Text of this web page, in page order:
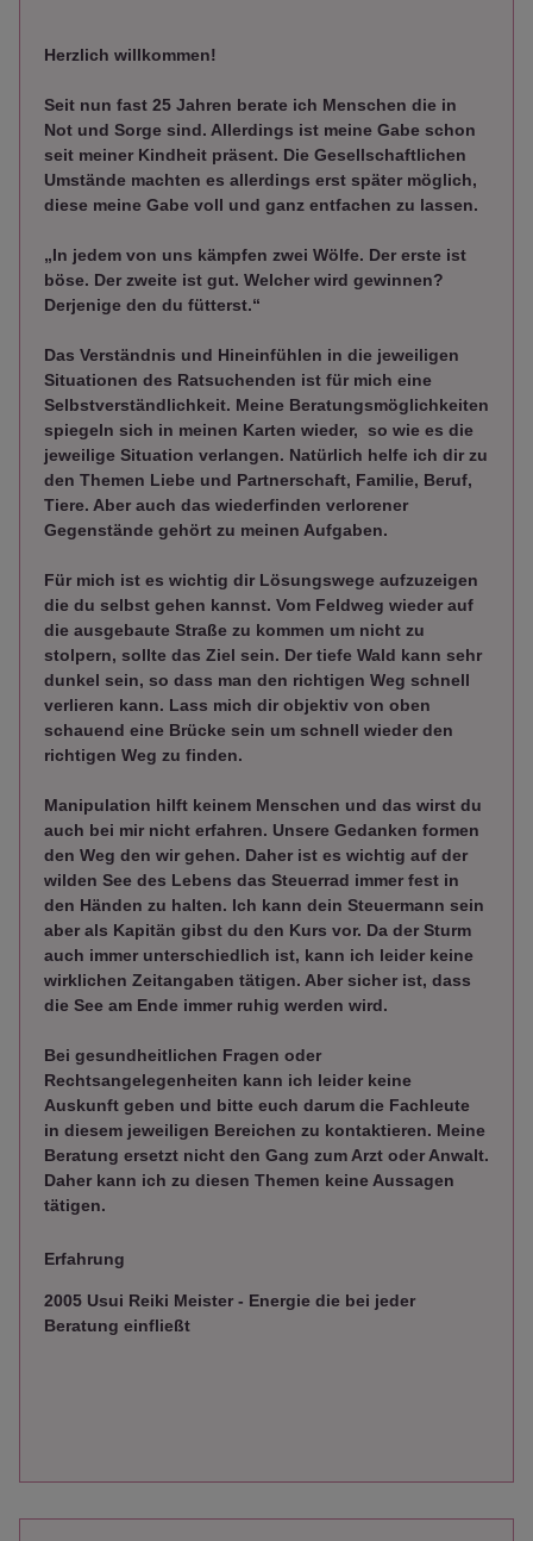
Herzlich willkommen!
Seit nun fast 25 Jahren berate ich Menschen die in
Not und Sorge sind. Allerdings ist meine Gabe schon
seit meiner Kindheit präsent. Die Gesellschaftlichen
Umstände machten es allerdings erst später möglich,
diese meine Gabe voll und ganz entfachen zu lassen.
„In jedem von uns kämpfen zwei Wölfe. Der erste ist
böse. Der zweite ist gut. Welcher wird gewinnen?
Derjenige den du fütterst.“
Das Verständnis und Hineinfühlen in die jeweiligen
Situationen des Ratsuchenden ist für mich eine
Selbstverständlichkeit. Meine Beratungsmöglichkeiten
spiegeln sich in meinen Karten wieder, so wie es die
jeweilige Situation verlangen. Natürlich helfe ich dir zu
den Themen Liebe und Partnerschaft, Familie, Beruf,
Tiere. Aber auch das wiederfinden verlorener
Gegenstände gehört zu meinen Aufgaben.
Für mich ist es wichtig dir Lösungswege aufzuzeigen
die du selbst gehen kannst. Vom Feldweg wieder auf
die ausgebaute Straße zu kommen um nicht zu
stolpern, sollte das Ziel sein. Der tiefe Wald kann sehr
dunkel sein, so dass man den richtigen Weg schnell
verlieren kann. Lass mich dir objektiv von oben
schauend eine Brücke sein um schnell wieder den
richtigen Weg zu finden.
Manipulation hilft keinem Menschen und das wirst du
auch bei mir nicht erfahren. Unsere Gedanken formen
den Weg den wir gehen. Daher ist es wichtig auf der
wilden See des Lebens das Steuerrad immer fest in
den Händen zu halten. Ich kann dein Steuermann sein
aber als Kapitän gibst du den Kurs vor. Da der Sturm
auch immer unterschiedlich ist, kann ich leider keine
wirklichen Zeitangaben tätigen. Aber sicher ist, dass
die See am Ende immer ruhig werden wird.
Bei gesundheitlichen Fragen oder
Rechtsangelegenheiten kann ich leider keine
Auskunft geben und bitte euch darum die Fachleute
in diesem jeweiligen Bereichen zu kontaktieren. Meine
Beratung ersetzt nicht den Gang zum Arzt oder Anwalt.
Daher kann ich zu diesen Themen keine Aussagen
tätigen.
Erfahrung
2005 Usui Reiki Meister - Energie die bei jeder
Beratung einfließt